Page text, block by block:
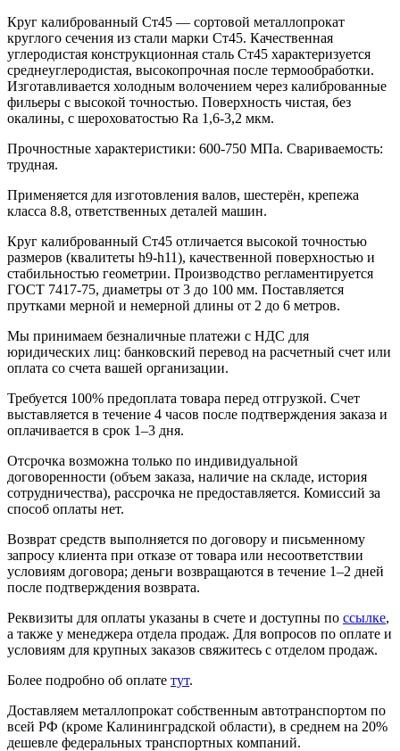
Круг калиброванный Ст45 — сортовой металлопрокат
круглого сечения из стали марки Ст45. Качественная
углеродистая конструкционная сталь Ст45 характеризуется
среднеуглеродистая, высокопрочная после термообработки.
Изготавливается холодным волочением через калиброванные
фильеры с высокой точностью. Поверхность чистая, без
окалины, с шероховатостью Ra 1,6-3,2 мкм.
Прочностные характеристики: 600-750 МПа. Свариваемость:
трудная.
Применяется для изготовления валов, шестерён, крепежа
класса 8.8, ответственных деталей машин.
Круг калиброванный Ст45 отличается высокой точностью
размеров (квалитеты h9-h11), качественной поверхностью и
стабильностью геометрии. Производство регламентируется
ГОСТ 7417-75, диаметры от 3 до 100 мм. Поставляется
прутками мерной и немерной длины от 2 до 6 метров.
Мы принимаем безналичные платежи с НДС для
юридических лиц: банковский перевод на расчетный счет или
оплата со счета вашей организации.
Требуется 100% предоплата товара перед отгрузкой. Счет
выставляется в течение 4 часов после подтверждения заказа и
оплачивается в срок 1–3 дня.
Отсрочка возможна только по индивидуальной
договоренности (объем заказа, наличие на складе, история
сотрудничества), рассрочка не предоставляется. Комиссий за
способ оплаты нет.
Возврат средств выполняется по договору и письменному
запросу клиента при отказе от товара или несоответствии
условиям договора; деньги возвращаются в течение 1–2 дней
после подтверждения возврата.
Реквизиты для оплаты указаны в счете и доступны по ссылке,
а также у менеджера отдела продаж. Для вопросов по оплате и
условиям для крупных заказов свяжитесь с отделом продаж.
Более подробно об оплате тут.
Доставляем металлопрокат собственным автотранспортом по
всей РФ (кроме Калининградской области), в среднем на 20%
дешевле федеральных транспортных компаний.